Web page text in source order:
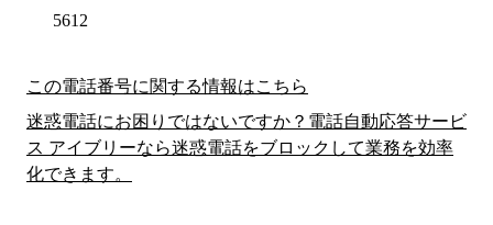
5612
この電話番号に関する情報はこちら
迷惑電話にお困りではないですか？電話自動応答サービ
ス アイブリーなら迷惑電話をブロックして業務を効率
化できます。